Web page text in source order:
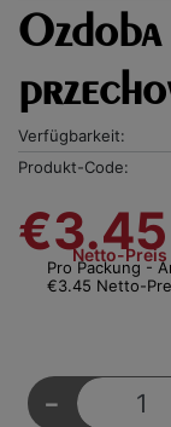
Verfügbarkeit:
Produkt-Code:
€3.45
Netto-Preis
Pro Packung -
€3.45 Netto-
-